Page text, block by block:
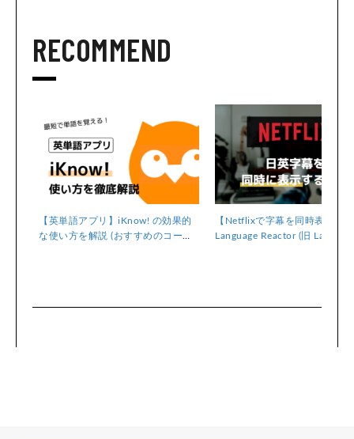
RECOMMEND
【英単語アプリ】iKnow! の効果的
な使い方を解説 (おすすめのコース
【Netflixで字幕を同時表示】
Language Reactor (旧